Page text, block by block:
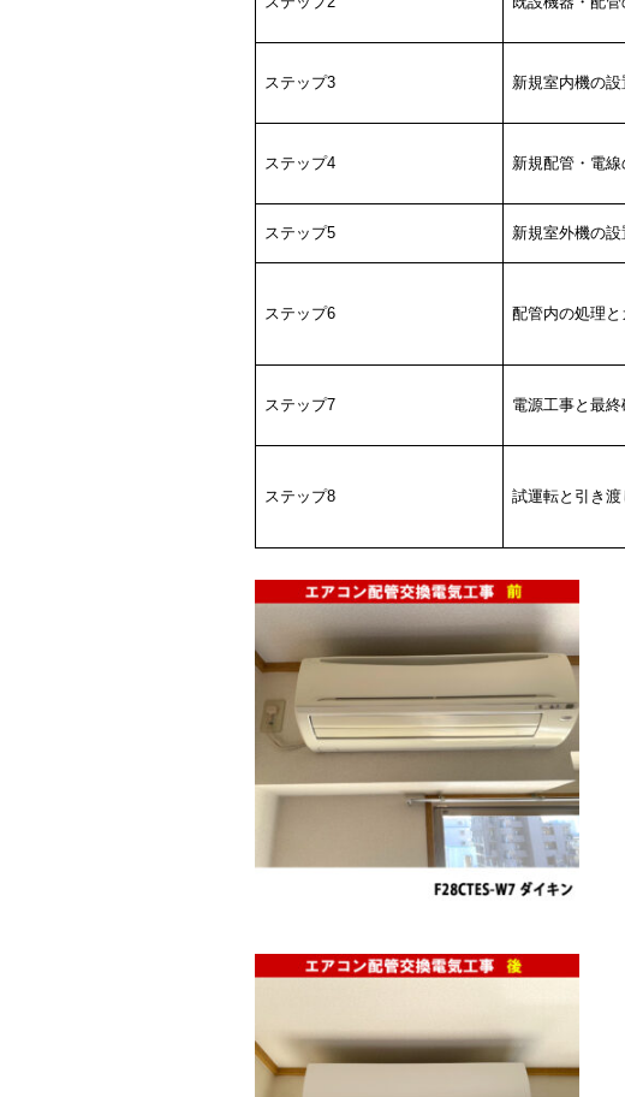
ステップ3 新規室内機の設
ステップ4 新規配管・電線
ステップ5 新規室外機の
ステップ6 配管内の処理と
ステップ7 電源工事と最終
ステップ8 試運転と引き渡